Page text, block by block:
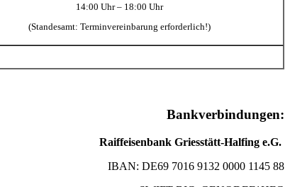
14:00 Uhr – 18:00 Uhr
(Standesamt: Terminvereinbarung erforderlich!)
Bankverbindungen:
Raiffeisenbank Griesstätt-Halfing e.G.
IBAN: DE69 7016 9132 0000 1145 88